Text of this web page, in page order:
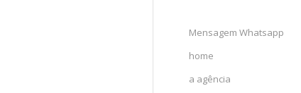
Mensagem Whatsapp
home
a agência